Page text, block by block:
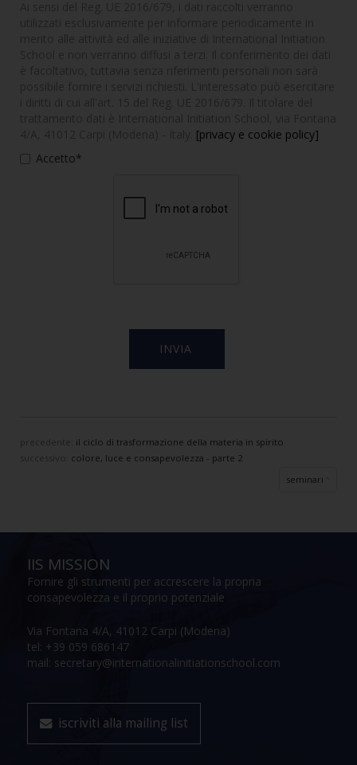
[privacy e cookie policy]
Accetto*
precedente: il ciclo di trasformazione della materia in spirito
colore, luce e consapevolezza - parte 2
seminari
IIS MISSION
Fornire gli strumenti per accrescere la propria
consapevolezza e il proprio potenziale
Via Fontana 4/A, 41012 Carpi (Modena)
tel: +39 059 686147
mail: secretary@internationalinitiationschool.com
iscriviti alla mailing list